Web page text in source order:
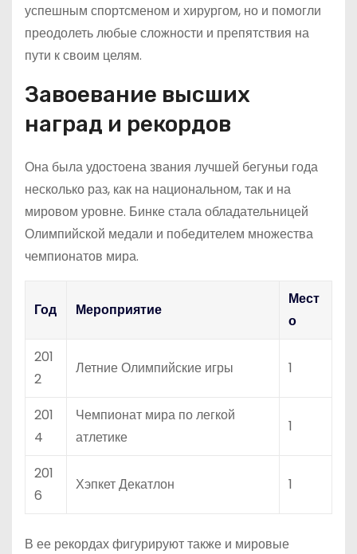
успешным спортсменом и хирургом, но и помогли
преодолеть любые сложности и препятствия на
пути к своим целям.
Завоевание высших
наград и рекордов
Она была удостоена звания лучшей бегуньи года
несколько раз, как на национальном, так и на
мировом уровне. Бинке стала обладательницей
Олимпийской медали и победителем множества
чемпионатов мира.
Год Мероприятие
Мест
о
201
2
Летние Олимпийские игры 1
201
4
Чемпионат мира по легкой
атлетике
1
201
6
Хэпкет Декатлон 1
В ее рекордах фигурируют также и мировые